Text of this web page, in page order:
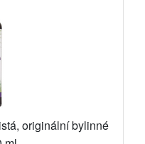
originální bylinné